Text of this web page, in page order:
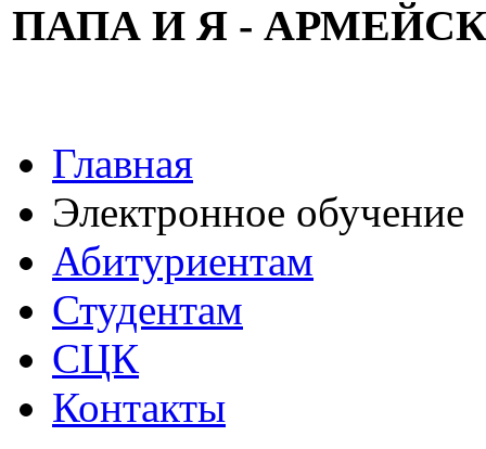
ПАПА И Я -
Главная
Электронное обучение
Абитуриентам
Студентам
СЦК
Контакты